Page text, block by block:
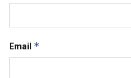
Email *